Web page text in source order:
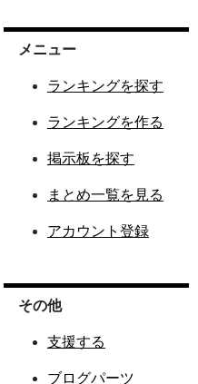
メニュー
ランキングを探す
ランキングを作る
掲示板を探す
まとめ一覧を見る
アカウント登録
その他
支援する
ブログパーツ